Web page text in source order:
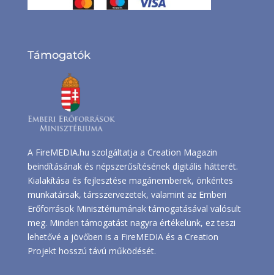
Támogatók
A FireMEDIA.hu szolgáltatja a Creation Magazin
beindításának és népszerűsítésének digitális hátterét.
Kialakítása és fejlesztése magánemberek, önkéntes
munkatársak, társszervezetek, valamint az Emberi
Erőforrások Minisztériumának támogatásával valósult
meg. Minden támogatást nagyra értékelünk, ez teszi
lehetővé a jövőben is a FireMEDIA és a Creation
Projekt hosszú távú működését.